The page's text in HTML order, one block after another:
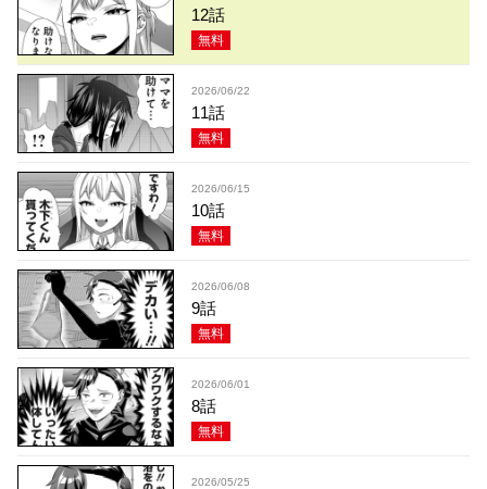
12話
無料
2026/06/22
11話
無料
2026/06/15
10話
無料
2026/06/08
9話
無料
2026/06/01
8話
無料
2026/05/25